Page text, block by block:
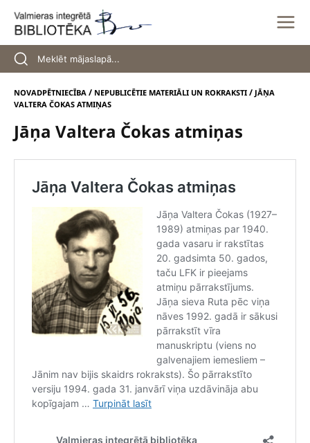
content
NOVADPĒTNIECĪBA / NEPUBLICĒTIE MATERIĀLI UN ROKRAKSTI / JĀŅA
VALTERA ČOKAS ATMIŅAS
Jāņa Valtera Čokas atmiņas